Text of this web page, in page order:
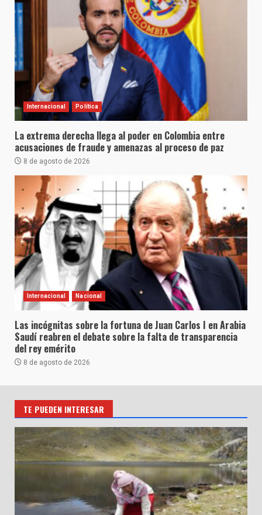
Internacional Política
La extrema derecha llega al poder en Colombia entre
acusaciones de fraude y amenazas al proceso de paz
8 de agosto de 2026
Internacional Nacional
Las incógnitas sobre la fortuna de Juan Carlos I en Arabia
Saudí reabren el debate sobre la falta de transparencia
del rey emérito
8 de agosto de 2026
TE PUEDEN INTERESAR